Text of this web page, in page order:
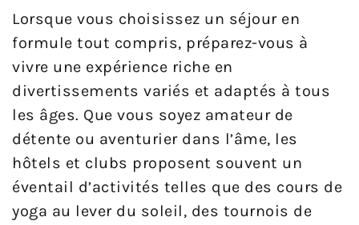
Lorsque vous choisissez un séjour en
formule tout compris, préparez-vous à
vivre une expérience riche en
divertissements variés et adaptés à tous
les âges. Que vous soyez amateur de
détente ou aventurier dans l’âme, les
hôtels et clubs proposent souvent un
éventail d’activités telles que des cours de
yoga au lever du soleil, des tournois de